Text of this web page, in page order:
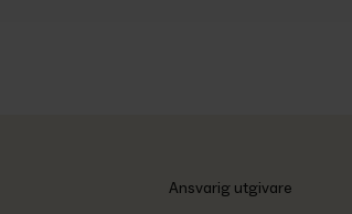
Ansvarig utgivare